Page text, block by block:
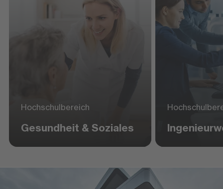
Hochschulbereich
Gesundheit & Soziales